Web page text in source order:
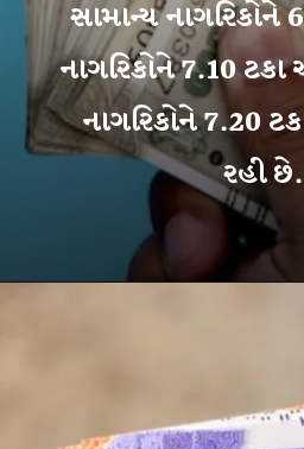
સામાન્ય નાગરિકોને
નાગરિકોને 7.10 ટકા
નાગરિકોને 7.20
રહી છે.